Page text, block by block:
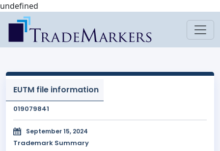
undefined
EUTM file information
019079841
September 15, 2024
Trademark Summary